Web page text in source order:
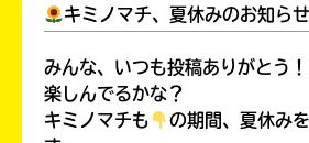
キミノマチ、夏休みのお知らせ
みんな、いつも投稿ありがとう
楽しんでるかな？
キミノマチも
の期間、夏休み